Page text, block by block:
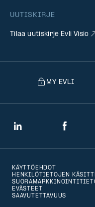
UUTISKIRJE
Tilaa uutiskirje Evli Visio
LinkedIn
MY EVLI
KÄYTTÖEHDOT
HENKILÖTIETOJEN
EVÄSTEET
SAAVUTETTAVUUS